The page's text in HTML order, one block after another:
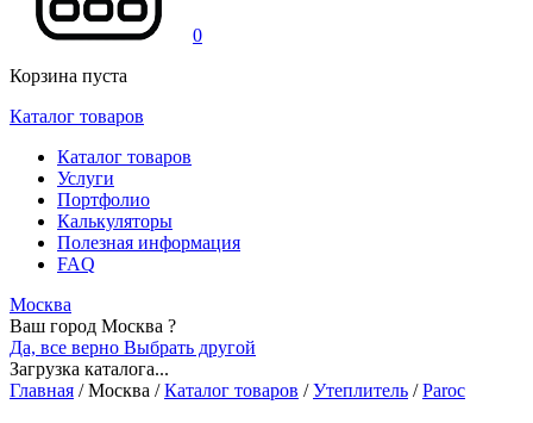
0
Корзина пуста
Каталог товаров
Каталог товаров
Услуги
Портфолио
Калькуляторы
Полезная информация
FAQ
Москва
Ваш город Москва ?
Да, все верно Выбрать другой
Загрузка каталога...
Главная /Москва / Каталог товаров / Утеплитель / Paroc